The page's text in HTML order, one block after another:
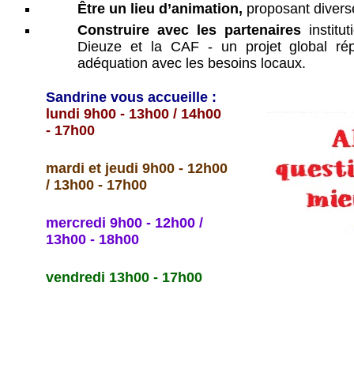
Être un lieu d’animation, proposant
Construire avec les partenaires
Dieuze et la CAF - un projet global
adéquation avec les besoins locaux.
Sandrine vous accueille :
lundi 9h00 - 13h00 / 14h00
- 17h00
mardi et jeudi 9h00 - 12h00
/ 13h00 - 17h00
mercredi 9h00 - 12h00 /
13h00 - 18h00
vendredi 13h00 - 17h00